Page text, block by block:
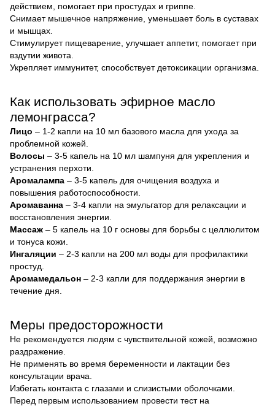
действием, помогает при простудах и гриппе.
Снимает мышечное напряжение, уменьшает боль в суставах
и мышцах.
Стимулирует пищеварение, улучшает аппетит, помогает при
вздутии живота.
Укрепляет иммунитет, способствует детоксикации организма.
Как использовать эфирное масло
лемонграсса?
Лицо – 1-2 капли на 10 мл базового масла для ухода за
проблемной кожей.
Волосы – 3-5 капель на 10 мл шампуня для укрепления и
устранения перхоти.
Аромалампа – 3-5 капель для очищения воздуха и
повышения работоспособности.
Аромаванна – 3-4 капли на эмульгатор для релаксации и
восстановления энергии.
Массаж – 5 капель на 10 г основы для борьбы с целлюлитом
и тонуса кожи.
Ингаляции – 2-3 капли на 200 мл воды для профилактики
простуд.
Аромамедальон – 2-3 капли для поддержания энергии в
течение дня.
Меры предосторожности
Не рекомендуется людям с чувствительной кожей, возможно
раздражение.
Не применять во время беременности и лактации без
консультации врача.
Избегать контакта с глазами и слизистыми оболочками.
Перед первым использованием провести тест на